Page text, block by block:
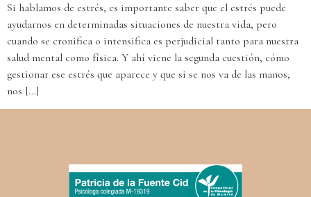
Si hablamos de estrés, es importante saber que el estrés puede
ayudarnos en determinadas situaciones de nuestra vida, pero
cuando se cronifica o intensifica es perjudicial tanto para nuestra
salud mental como física. Y ahí viene la segunda cuestión, cómo
gestionar ese estrés que aparece y que si se nos va de las manos,
nos […]